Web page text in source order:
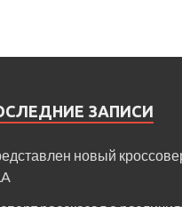
ЗАПИСИ
новый